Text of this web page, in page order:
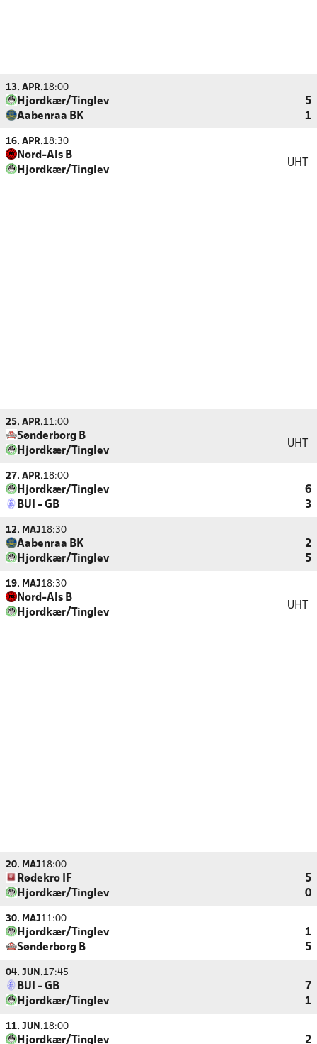
13. APR.18:00
Hjordkær/Tinglev
5
Aabenraa BK
1
16. APR.18:30
Nord-Als B
Hjordkær/Tinglev
UHT
25. APR.11:00
Sønderborg B
Hjordkær/Tinglev
UHT
27. APR.18:00
Hjordkær/Tinglev
6
BUI - GB
3
12. MAJ18:30
Aabenraa BK
2
Hjordkær/Tinglev
5
19. MAJ18:30
Nord-Als B
Hjordkær/Tinglev
UHT
20. MAJ18:00
Rødekro IF
5
Hjordkær/Tinglev
0
30. MAJ11:00
Hjordkær/Tinglev
1
Sønderborg B
5
04. JUN.17:45
BUI - GB
7
Hjordkær/Tinglev
1
11. JUN.18:00
Hjordkær/Tinglev 2